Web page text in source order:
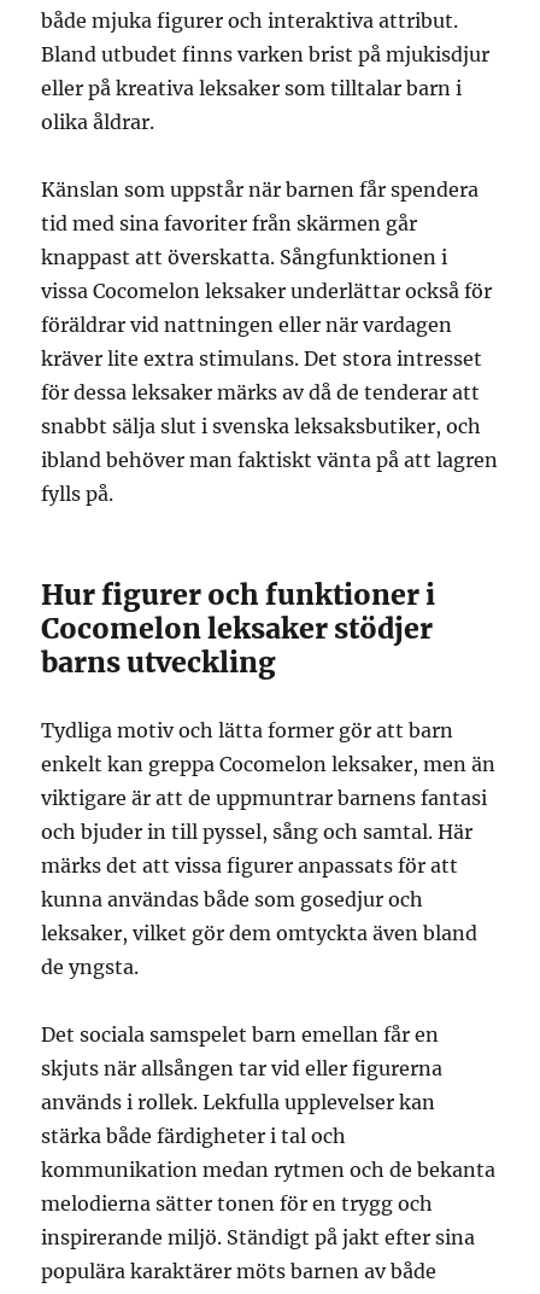
både mjuka figurer och interaktiva attribut.
Bland utbudet finns varken brist på mjukisdjur
eller på kreativa leksaker som tilltalar barn i
olika åldrar.
Känslan som uppstår när barnen får spendera
tid med sina favoriter från skärmen går
knappast att överskatta. Sångfunktionen i
vissa Cocomelon leksaker underlättar också för
föräldrar vid nattningen eller när vardagen
kräver lite extra stimulans. Det stora intresset
för dessa leksaker märks av då de tenderar att
snabbt sälja slut i svenska leksaksbutiker, och
ibland behöver man faktiskt vänta på att lagren
fylls på.
Hur figurer och funktioner i
Cocomelon leksaker stödjer
barns utveckling
Tydliga motiv och lätta former gör att barn
enkelt kan greppa Cocomelon leksaker, men än
viktigare är att de uppmuntrar barnens fantasi
och bjuder in till pyssel, sång och samtal. Här
märks det att vissa figurer anpassats för att
kunna användas både som gosedjur och
leksaker, vilket gör dem omtyckta även bland
de yngsta.
Det sociala samspelet barn emellan får en
skjuts när allsången tar vid eller figurerna
används i rollek. Lekfulla upplevelser kan
stärka både färdigheter i tal och
kommunikation medan rytmen och de bekanta
melodierna sätter tonen för en trygg och
inspirerande miljö. Ständigt på jakt efter sina
populära karaktärer möts barnen av både